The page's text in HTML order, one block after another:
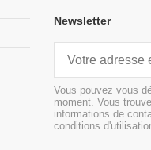
Newsletter
Vous pouvez vous
moment. Vous
informations de
conditions